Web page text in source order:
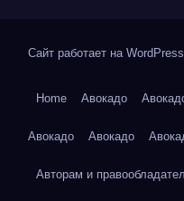
Сайт работает на WordPress
Home Авокадо
Авокадо Авокадо
Авторам и